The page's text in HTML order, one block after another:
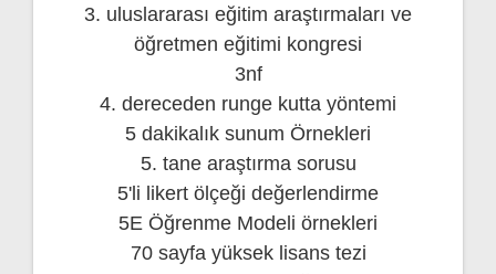
3. uluslararası eğitim araştırmaları ve
öğretmen eğitimi kongresi
3nf
4. dereceden runge kutta yöntemi
5 dakikalık sunum Örnekleri
5. tane araştırma sorusu
5'li likert ölçeği değerlendirme
5E Öğrenme Modeli örnekleri
70 sayfa yüksek lisans tezi